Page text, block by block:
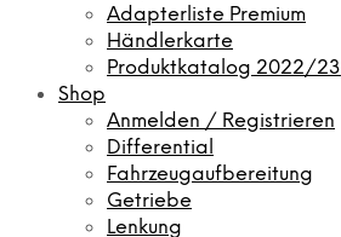
Adapterliste Premium
Händlerkarte
Produktkatalog 2022/23
Shop
Anmelden / Registrieren
Differential
Fahrzeugaufbereitung
Getriebe
Lenkung